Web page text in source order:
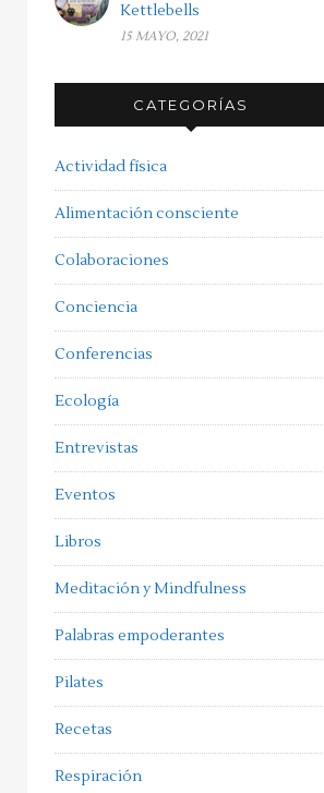
Kettlebells
15 MAYO, 2021
CATEGORÍAS
Actividad física
Alimentación consciente
Colaboraciones
Conciencia
Conferencias
Ecología
Entrevistas
Eventos
Libros
Meditación y Mindfulness
Palabras empoderantes
Pilates
Recetas
Respiración